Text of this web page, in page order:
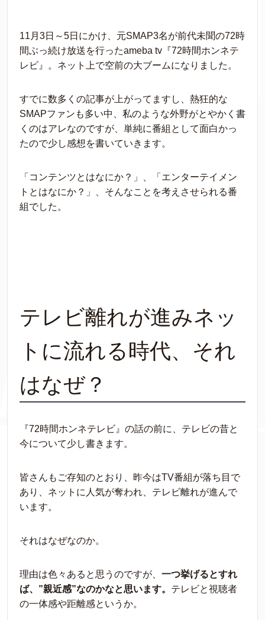
11月3日～5日にかけ、元SMAP3名が前代未聞の72時
間ぶっ続け放送を行ったameba tv『72時間ホンネテ
レビ』。ネット上で空前の大ブームになりました。
すでに数多くの記事が上がってますし、熱狂的な
SMAPファンも多い中、私のような外野がとやかく書
くのはアレなのですが、単純に番組として面白かっ
たので少し感想を書いていきます。
「コンテンツとはなにか？」、「エンターテイメン
トとはなにか？」、そんなことを考えさせられる番
組でした。
テレビ離れが進みネッ
トに流れる時代、それ
はなぜ？
『72時間ホンネテレビ』の話の前に、テレビの昔と
今について少し書きます。
皆さんもご存知のとおり、昨今はTV番組が落ち目で
あり、ネットに人気が奪われ、テレビ離れが進んで
います。
それはなぜなのか。
理由は色々あると思うのですが、 一つ挙げるとすれ
ば、”親近感”なのかなと思います。 テレビと視聴者
の一体感や距離感というか。